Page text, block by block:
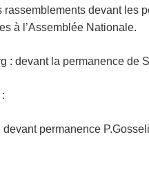
devant les
à l’Assemblée Nationale.
: devant la permanence de
devant permanence